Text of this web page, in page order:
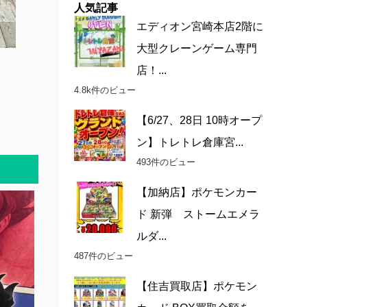
人気記事
エディオン宮崎本店2階に
大型クレーンゲーム専門
店！...
4.8k件のビュー
【6/27、28日 10時オープ
ン】トレトレ倉庫宮...
493件のビュー
【加納店】ポケモンカー
ド 新弾 ストームエメラ
ルダ...
487件のビュー
【住吉買取店】ポケモン